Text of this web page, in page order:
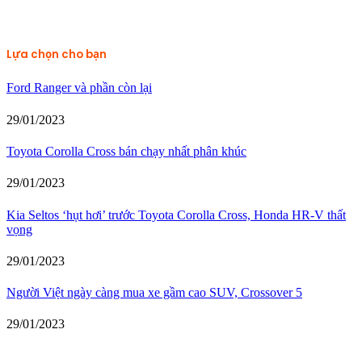
Lựa chọn cho bạn
Ford Ranger và phần còn lại
29/01/2023
Toyota Corolla Cross bán chạy nhất phân khúc
29/01/2023
Kia Seltos ‘hụt hơi’ trước Toyota Corolla Cross, Honda HR-V thất
vọng
29/01/2023
Người Việt ngày càng mua xe gầm cao SUV, Crossover 5
29/01/2023